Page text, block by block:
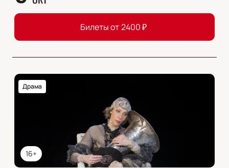
Билеты от2400₽
16+
Драма